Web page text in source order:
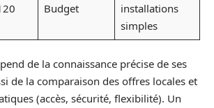
Budget
installations
simples
de la connaissance précise de ses
de la comparaison des offres locales et
(accès, sécurité, flexibilité). Un